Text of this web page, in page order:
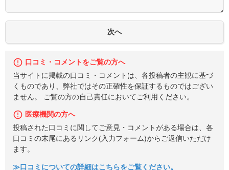
口コミ・コメントをご覧の方へ
当サイトに掲載の口コミ・コメントは、各投稿者の主観に基づ
くものであり、弊社ではその正確性を保証するものではござい
ません。 ご覧の方の自己責任においてご利用ください。
医療機関の方へ
投稿された口コミに関してご意見・コメントがある場合は、各
口コミの末尾にあるリンク(入力フォーム)からご返信いただけ
ます。
≫口コミについての詳細はこちらをご覧ください。